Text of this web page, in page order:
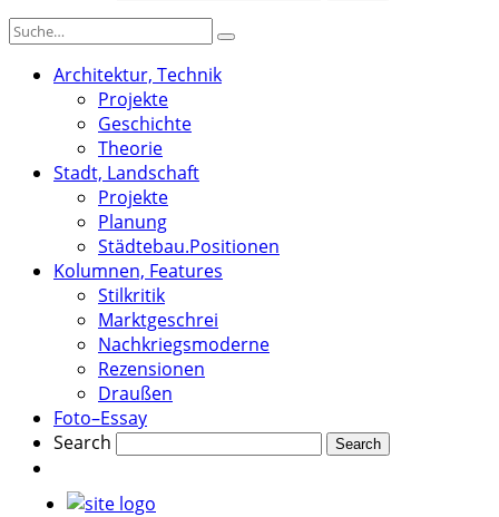
Architektur, Technik
Projekte
Geschichte
Theorie
Stadt, Landschaft
Projekte
Planung
Städtebau.Positionen
Kolumnen, Features
Stilkritik
Marktgeschrei
Nachkriegsmoderne
Rezensionen
Draußen
Foto–Essay
Search